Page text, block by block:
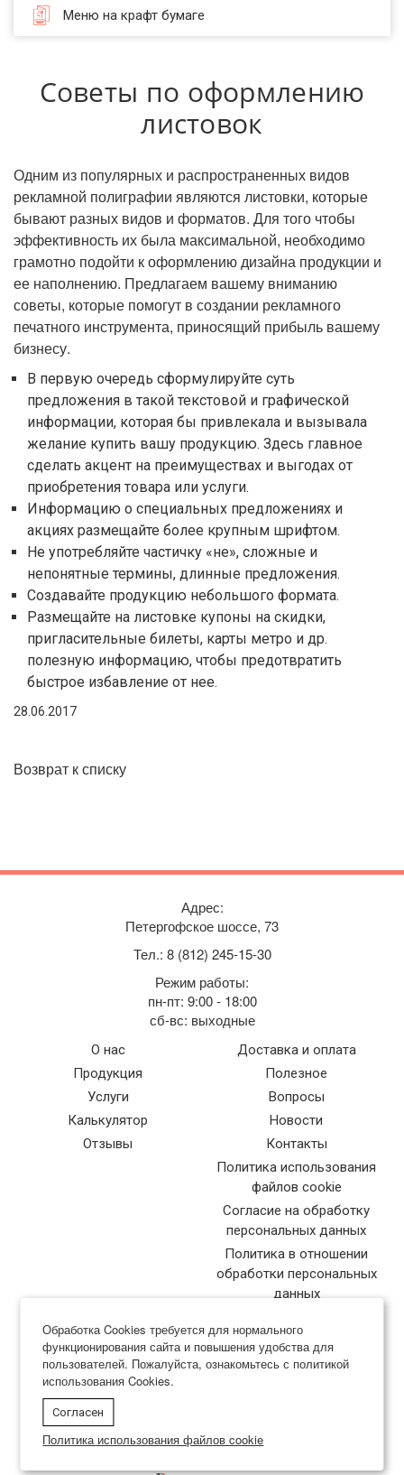
Меню на крафт бумаге
Советы по оформлению
листовок
Одним из популярных и распространенных видов
рекламной полиграфии являются листовки, которые
бывают разных видов и форматов. Для того чтобы
эффективность их была максимальной, необходимо
грамотно подойти к оформлению дизайна продукции и
ее наполнению. Предлагаем вашему вниманию
советы, которые помогут в создании рекламного
печатного инструмента, приносящий прибыль вашему
бизнесу.
В первую очередь сформулируйте суть
предложения в такой текстовой и графической
информации, которая бы привлекала и вызывала
желание купить вашу продукцию. Здесь главное
сделать акцент на преимуществах и выгодах от
приобретения товара или услуги.
Информацию о специальных предложениях и
акциях размещайте более крупным шрифтом.
Не употребляйте частичку «не», сложные и
непонятные термины, длинные предложения.
Создавайте продукцию небольшого формата.
Размещайте на листовке купоны на скидки,
пригласительные билеты, карты метро и др.
полезную информацию, чтобы предотвратить
быстрое избавление от нее.
28.06.2017
Возврат к списку
О нас
Продукция
Услуги
Калькулятор
Отзывы
Доставка и оплата
Полезное
Вопросы
Новости
Контакты
Политика использования
файлов cookie
Согласие на обработку
персональных данных
Политика в отношении
обработки персональных
данных
Адрес:
Петергофское шоссе, 73
Тел.: 8 (812) 245-15-30
Режим работы:
пн-пт: 9:00 - 18:00
сб-вс: выходные
Обработка Cookies требуется для нормального
функционирования сайта и повышения удобства для
пользователей. Пожалуйста, ознакомьтесь с политикой
использования Cookies.
Согласен
Политика использования файлов cookie